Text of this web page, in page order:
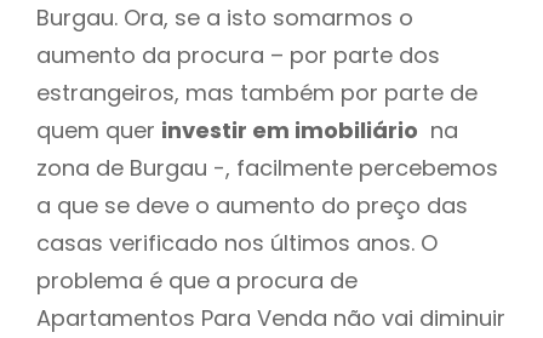
Burgau. Ora, se a isto somarmos o
aumento da procura – por parte dos
estrangeiros, mas também por parte de
quem quer investir em imobiliário na
zona de Burgau -, facilmente percebemos
a que se deve o aumento do preço das
casas verificado nos últimos anos. O
problema é que a procura de
Apartamentos Para Venda não vai diminuir